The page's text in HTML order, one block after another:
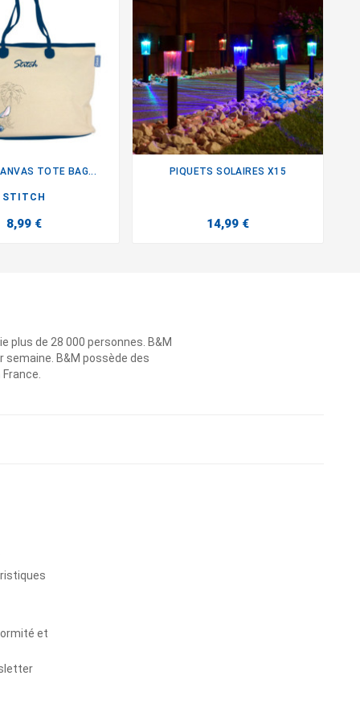
TOTE BAG...
STITCH
8,99 €
PIQUETS SOLAIRES X15
14,99 €
plus de 28 000 personnes. B&M
B&M possède des
et